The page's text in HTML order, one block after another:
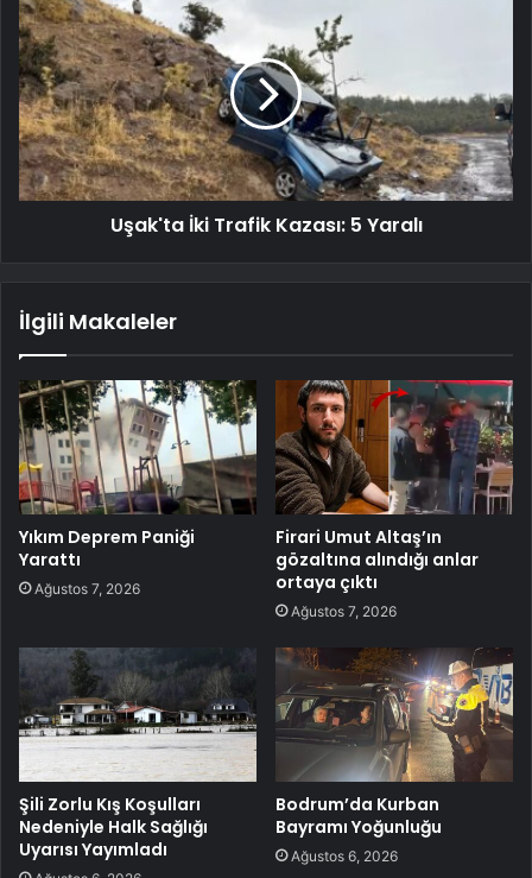
Uşak'ta İki Trafik Kazası: 5 Yaralı
İlgili Makaleler
Yıkım Deprem Paniği
Yarattı
Ağustos 7, 2026
Firari Umut Altaş’ın
gözaltına alındığı anlar
ortaya çıktı
Ağustos 7, 2026
Şili Zorlu Kış Koşulları
Nedeniyle Halk Sağlığı
Uyarısı Yayımladı
Bodrum’da Kurban
Bayramı Yoğunluğu
Ağustos 6, 2026